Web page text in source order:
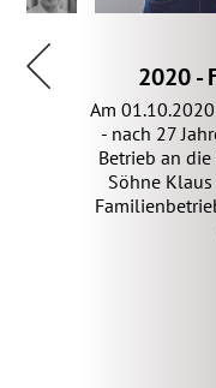
2020 -
Am
- nach 27
Betrieb an
Söhne